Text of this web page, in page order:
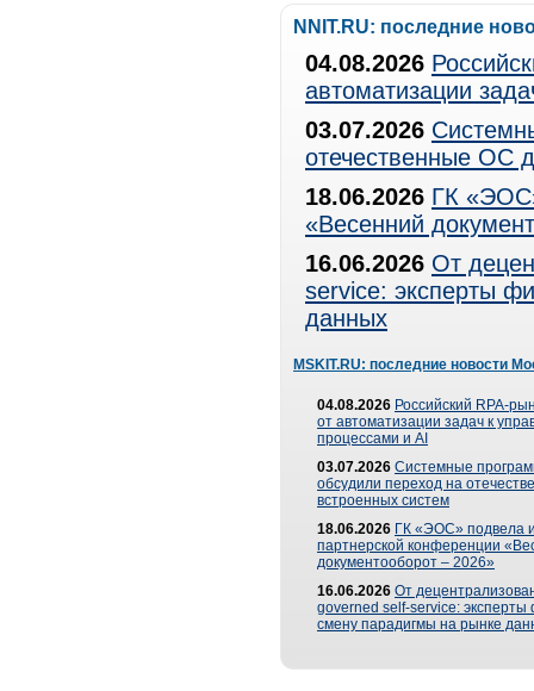
NNIT.RU: последние
04.08.2026
автоматизации
03.07.2026
отечественные ОС
18.06.2026 ГК
«Весенний
16.06.2026 От
service: эксперты
данных
MSKIT.RU: последние новости
04.08.2026 Российский RPA-
от автоматизации задач к
процессами и AI
03.07.2026 Системные
обсудили переход на
встроенных систем
18.06.2026 ГК «ЭОС» подвела
партнерской конференции
документооборот – 2026»
16.06.2026 От
governed self-service: эксперты
смену парадигмы на рынке